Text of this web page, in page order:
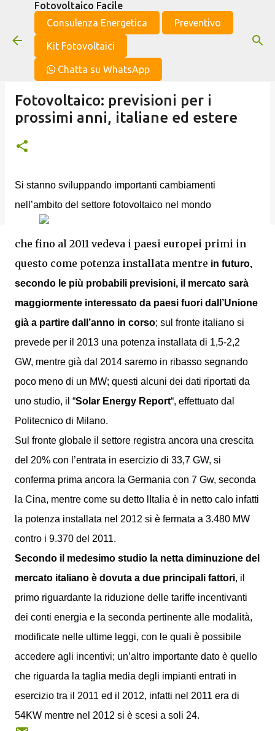
Passa ai contenuti principali
Fotovoltaico Facile
Consulenza Energetica
Preventivo
Kit Fotovoltaici
Chatta su WhatsApp
Fotovoltaico: previsioni per i
prossimi anni, italiane ed estere
Si stanno sviluppando importanti cambiamenti
nell’ambito del settore fotovoltaico nel mondo
che fino al 2011 vedeva i paesi europei primi in
questo come potenza installata mentre in futuro,
secondo le più probabili previsioni, il mercato sarà
maggiormente interessato da paesi fuori dall’Unione
già a partire dall’anno in corso; sul fronte italiano si
prevede per il 2013 una potenza installata di 1,5-2,2
GW, mentre già dal 2014 saremo in ribasso segnando
poco meno di un MW; questi alcuni dei dati riportati da
uno studio, il “Solar Energy Report“, effettuato dal
Politecnico di Milano.
Sul fronte globale il settore registra ancora una crescita
del 20% con l’entrata in esercizio di 33,7 GW, si
conferma prima ancora la Germania con 7 Gw, seconda
la Cina, mentre come su detto lItalia è in netto calo infatti
la potenza installata nel 2012 si è fermata a 3.480 MW
contro i 9.370 del 2011.
Secondo il medesimo studio la netta diminuzione del
mercato italiano è dovuta a due principali fattori, il
primo riguardante la riduzione delle tariffe incentivanti
dei conti energia e la seconda pertinente alle modalità,
modificate nelle ultime leggi, con le quali è possibile
accedere agli incentivi; un’altro importante dato è quello
che riguarda la taglia media degli impianti entrati in
esercizio tra il 2011 ed il 2012, infatti nel 2011 era di
54KW mentre nel 2012 si è scesi a soli 24.